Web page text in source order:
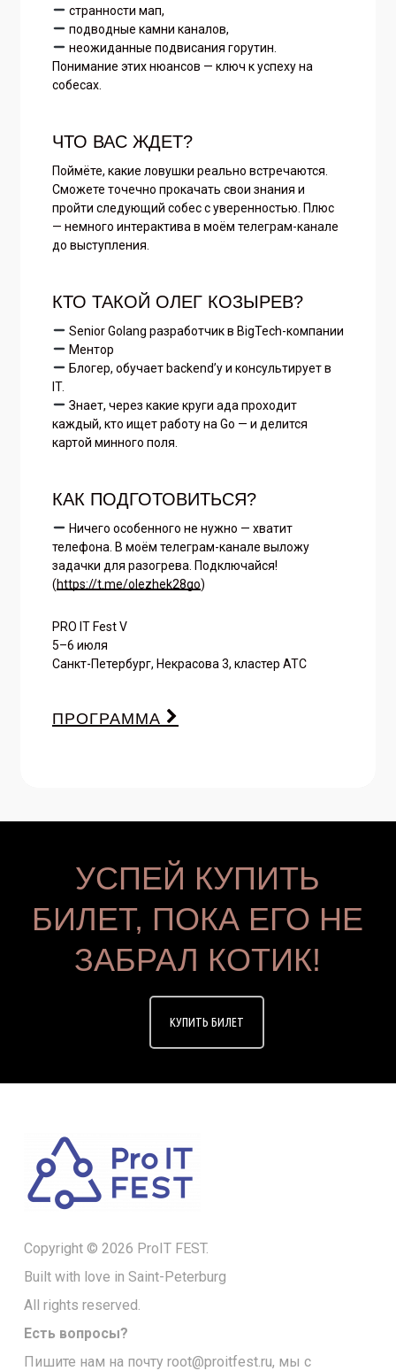
странности мап,
подводные камни каналов,
неожиданные подвисания горутин.
Понимание этих нюансов — ключ к успеху на
собесах.
ЧТО ВАС ЖДЕТ?
Поймёте, какие ловушки реально встречаются.
Сможете точечно прокачать свои знания и
пройти следующий собес с уверенностью. Плюс
— немного интерактива в моём телеграм-канале
до выступления.
КТО ТАКОЙ ОЛЕГ КОЗЫРЕВ?
Senior Golang разработчик в BigTech-компании
Ментор
Блогер, обучает backend’у и консультирует в
IT.
Знает, через какие круги ада проходит
каждый, кто ищет работу на Go — и делится
картой минного поля.
КАК ПОДГОТОВИТЬСЯ?
Ничего особенного не нужно — хватит
телефона. В моём телеграм-канале выложу
задачки для разогрева. Подключайся!
(https://t.me/olezhek28go)
PRO IT Fest V
5–6 июля
Санкт-Петербург, Некрасова 3, кластер АТС
ПРОГРАММА
УСПЕЙ КУПИТЬ
БИЛЕТ, ПОКА ЕГО НЕ
ЗАБРАЛ КОТИК!
КУПИТЬ БИЛЕТ
Copyright © 2026 ProIT FEST.
Built with love in Saint-Peterburg
All rights reserved.
Есть вопросы?
Пишите нам на почту root@proitfest.ru, мы с